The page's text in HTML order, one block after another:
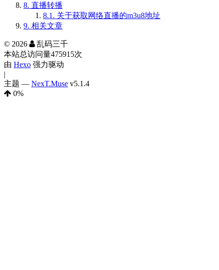
8. 直播转播
8.1. 关于获取网络直播的m3u8地址
9. 相关文章
© 2026
乱码三千
本站总访问量475915次
由 Hexo 强力驱动
|
主题 — NexT.Muse v5.1.4
0%